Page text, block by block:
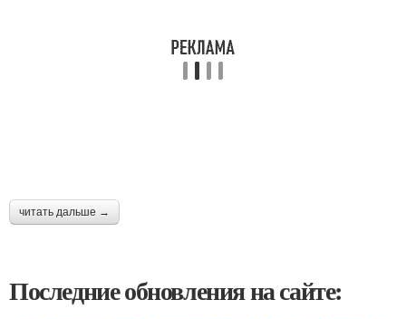
читать дальше →
Последние обновления на сайте: